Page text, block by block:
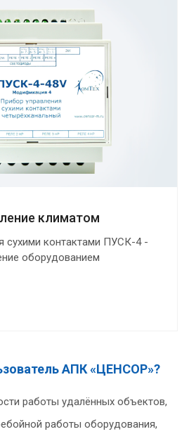
климатом
сухими контактами ПУСК-4 -
оборудованием
АПК «ЦЕНСОР»?
работы удалённых объектов,
работы оборудования,